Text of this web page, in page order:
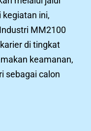
ini,
MM2100
di tingkat
keamanan,
sebagai calon